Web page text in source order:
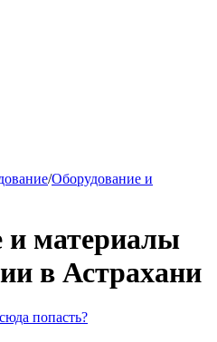
/Оборудование и
и материалы
в Астрахани
попасть?